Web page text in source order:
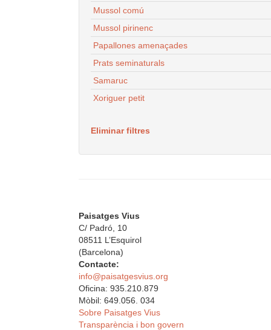
Mussol comú
Mussol pirinenc
Papallones amenaçades
Prats seminaturals
Samaruc
Xoriguer petit
Eliminar filtres
Paisatges Vius
C/ Padró, 10
08511 L’Esquirol
(Barcelona)
Contacte:
info@paisatgesvius.org
Oficina: 935.210.879
Mòbil: 649.056. 034
Sobre Paisatges Vius
Transparència i bon govern